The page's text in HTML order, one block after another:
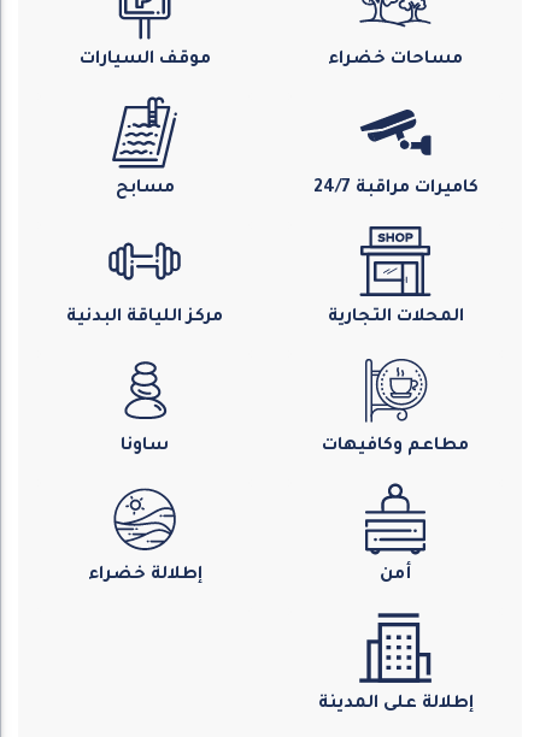
مساحات خضراء موقف السيارات
كاميرات مراقبة 24/7 مسابح
المحلات التجارية مركز اللياقة البدنية
مطاعم وكافيهات ساونا
أمن إطلالة خضراء
إطلالة على المدينة